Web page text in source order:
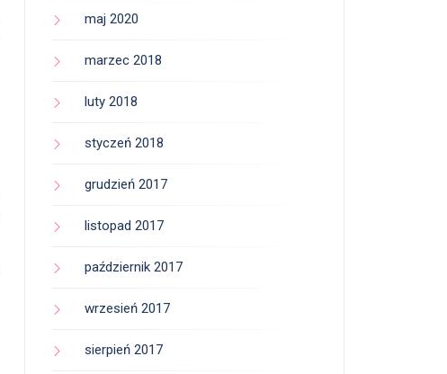
maj 2020
marzec 2018
luty 2018
styczeń 2018
grudzień 2017
listopad 2017
październik 2017
wrzesień 2017
sierpień 2017